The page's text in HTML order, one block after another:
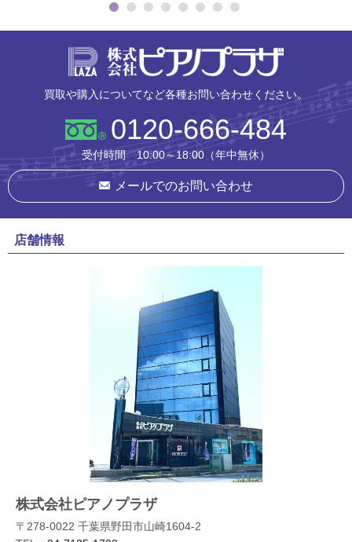
買取や購入についてなど各種お問い合わせください。
0120-666-484
受付時間 10:00～18:00（年中無休）
メールでのお問い合わせ
店舗情報
株式会社ピアノプラザ
〒278-0022 千葉県野田市山崎1604-2